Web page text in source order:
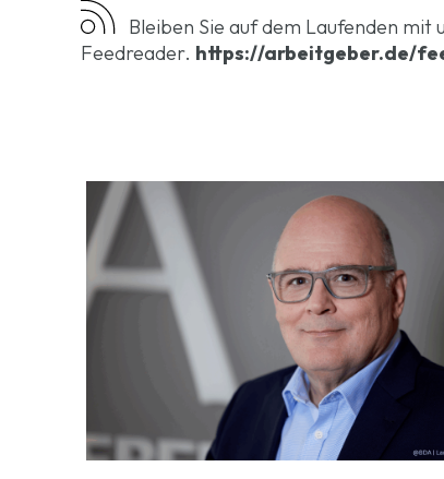
Bleiben Sie auf dem Laufenden mit
Feedreader. https://arbeitgeber.de/